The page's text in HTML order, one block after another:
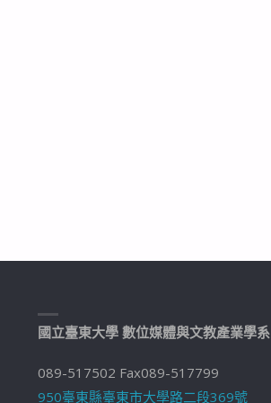
國立臺東大學 數位媒體與文教產業學系
089-517502 Fax089-517799
950臺東縣臺東市大學路二段369號